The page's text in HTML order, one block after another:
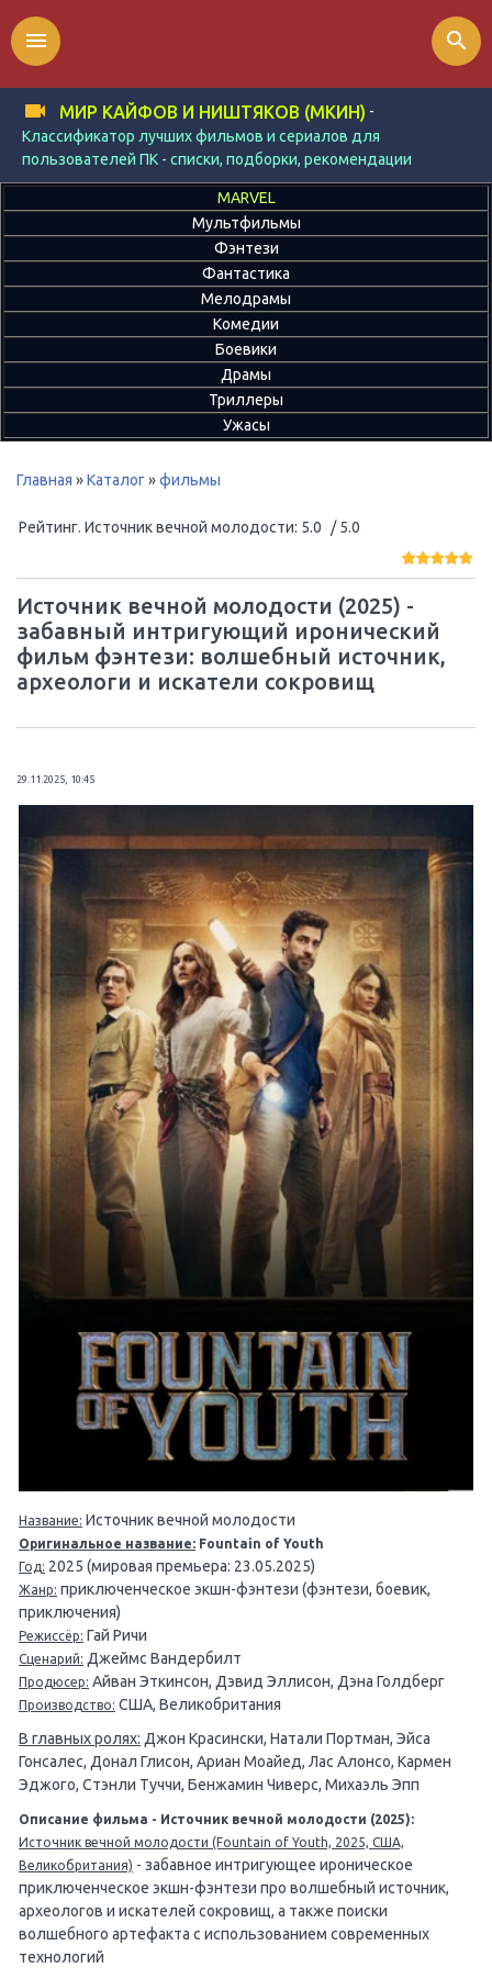
МИР КАЙФОВ И НИШТЯКОВ (МКИН) -
Классификатор лучших фильмов и сериалов для
пользователей ПК - списки, подборки, рекомендации
menu search
MARVEL
Мультфильмы
Фэнтези
Фантастика
Мелодрамы
Комедии
Боевики
Драмы
Триллеры
Ужасы
Главная »Каталог»фильмы
Рейтинг. Источник вечной молодости: 5.0 / 5.0
Источник вечной молодости (2025) -
забавный интригующий иронический
фильм фэнтези: волшебный источник,
археологи и искатели сокровищ
29.11.2025, 10:45
Название: Источник вечной молодости
Оригинальное название: Fountain of Youth
Год: 2025 (мировая премьера: 23.05.2025)
Жанр: приключенческое экшн-фэнтези (фэнтези, боевик,
приключения)
Режиссёр: Гай Ричи
Сценарий: Джеймс Вандербилт
Продюсер: Айван Эткинсон, Дэвид Эллисон, Дэна Голдберг
Производство: США, Великобритания
В главных ролях: Джон Красински, Натали Портман, Эйса
Гонсалес, Донал Глисон, Ариан Моайед, Лас Алонсо, Кармен
Эджого, Стэнли Туччи, Бенжамин Чиверс, Михаэль Эпп
Описание фильма - Источник вечной молодости (2025):
Источник вечной молодости (Fountain of Youth, 2025, США,
Великобритания) - забавное интригующее ироническое
приключенческое экшн-фэнтези про волшебный источник,
археологов и искателей сокровищ, а также поиски
волшебного артефакта с использованием современных
технологий